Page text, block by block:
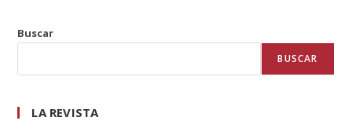
Buscar
BUSCAR
LA REVISTA